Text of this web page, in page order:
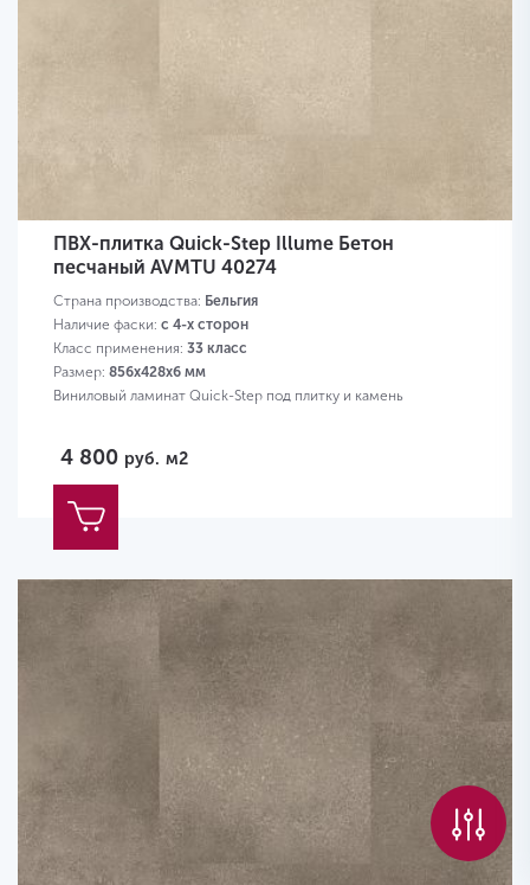
ПВХ-плитка Quick-Step Illume Бетон
песчаный AVMTU 40274
Страна производства: Бельгия
Наличие фаски: с 4-х сторон
Класс применения: 33 класс
Размер: 856х428х6 мм
Виниловый ламинат Quick-Step под плитку и камень
4 800 руб. м2